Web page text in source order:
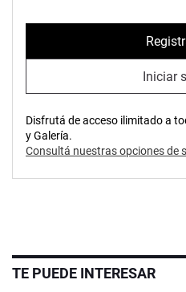
Iniciar
Disfrutá de acceso ilimitado a
y Galería.
Consultá nuestras opciones de
TE PUEDE INTERESAR